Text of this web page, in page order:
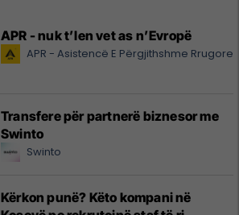
APR - nuk t’len vet as n’Evropë
APR - Asistencë E Përgjithshme Rrugore
Transfere për partnerë biznesor me
Swinto
Swinto
Kërkon punë? Këto kompani në